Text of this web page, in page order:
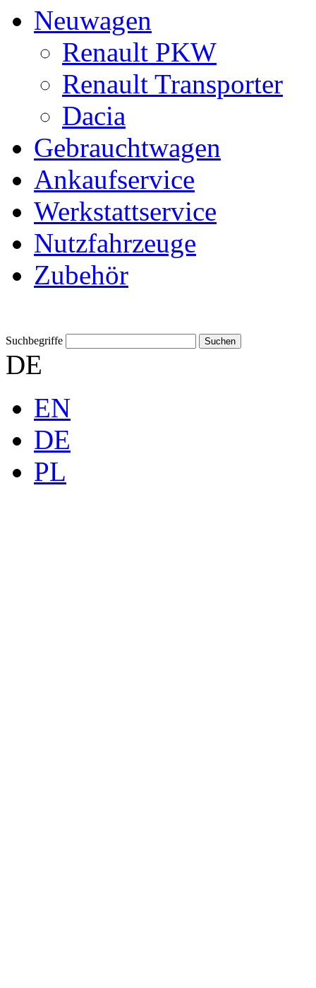
Neuwagen
Renault PKW
Renault Transporter
Dacia
Gebrauchtwagen
Ankaufservice
Werkstattservice
Nutzfahrzeuge
Zubehör
Suchbegriffe
DE
EN
DE
PL